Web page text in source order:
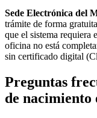
Sede Electrónica del
trámite de forma
que el sistema requiera
oficina no está
sin certificado digital
Preguntas
de nacimiento